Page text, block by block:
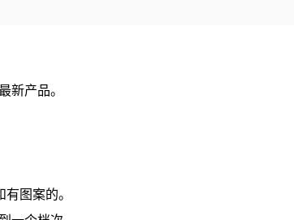
产品。
图案的。